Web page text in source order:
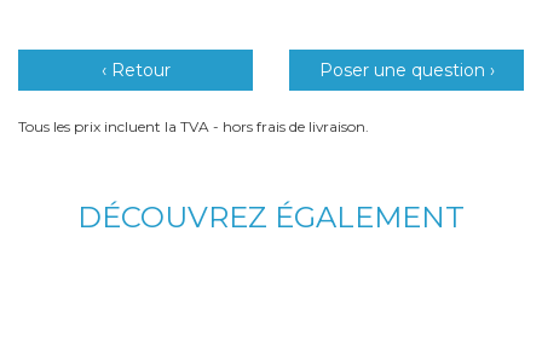
‹ Retour Poser une question ›
Tous les prix incluent la TVA - hors frais de livraison.
DÉCOUVREZ ÉGALEMENT